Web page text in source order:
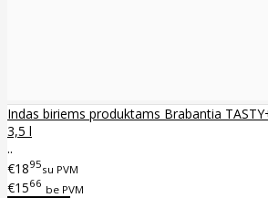
Indas biriems produktams Brabantia
3,5 l
..
€1895su PVM
€1566 be PVM